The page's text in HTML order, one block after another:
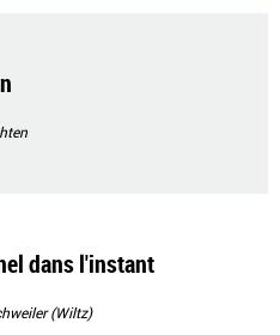
dans l'instant
(Wiltz)